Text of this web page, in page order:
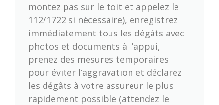
montez pas sur le toit et appelez le
112/1722 si nécessaire), enregistrez
immédiatement tous les dégâts avec
photos et documents à l’appui,
prenez des mesures temporaires
pour éviter l’aggravation et déclarez
les dégâts à votre assureur le plus
rapidement possible (attendez le